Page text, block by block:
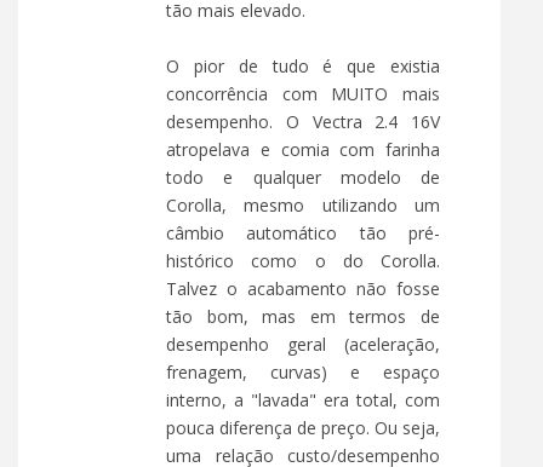
tão mais elevado.
O pior de tudo é que existia
concorrência com MUITO mais
desempenho. O Vectra 2.4 16V
atropelava e comia com farinha
todo e qualquer modelo de
Corolla, mesmo utilizando um
câmbio automático tão pré-
histórico como o do Corolla.
Talvez o acabamento não fosse
tão bom, mas em termos de
desempenho geral (aceleração,
frenagem, curvas) e espaço
interno, a "lavada" era total, com
pouca diferença de preço. Ou seja,
uma relação custo/desempenho